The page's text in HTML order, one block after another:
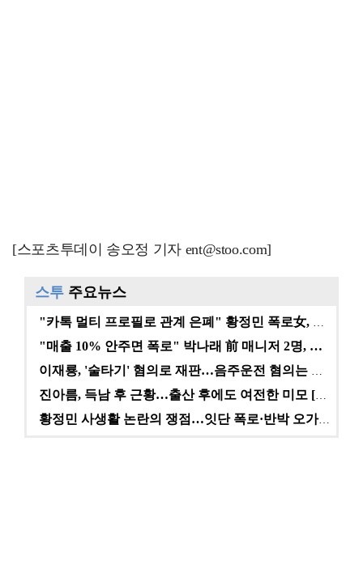
[스포츠투데이 송오정 기자 ent@stoo.com]
스투 주요뉴스
"카톡 멀티 프로필로 관계 은폐" 황정민 폭로女, 문자…
"매출 10% 안주면 폭로" 박나래 前 매니저 2명, …
이재룡, '술타기' 혐의로 재판…음주운전 혐의는 미적용…
진아름, 득남 후 근황…출산 후에도 여전한 미모 [스타…
황정민 사생활 논란의 쟁점…잇단 폭로·반박 오가는 소모…